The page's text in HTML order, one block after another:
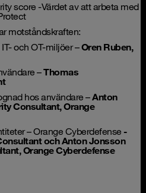
score -Värdet av att arbeta med
motståndskraften:
och OT-miljöer –Oren Ruben,
–Thomas
hos användare –Anton
Consultant, Orange
– Orange Cyberdefense -
och Anton Jonsson
Orange Cyberdefense